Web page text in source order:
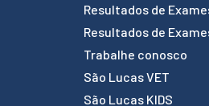
Resultados de
Resultados de
Trabalhe conosco
São Lucas VET
São Lucas KIDS